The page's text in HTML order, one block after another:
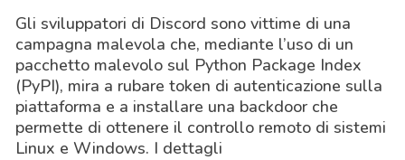
Gli sviluppatori di Discord sono vittime di una
campagna malevola che, mediante l’uso di un
pacchetto malevolo sul Python Package Index
(PyPI), mira a rubare token di autenticazione sulla
piattaforma e a installare una backdoor che
permette di ottenere il controllo remoto di sistemi
Linux e Windows. I dettagli